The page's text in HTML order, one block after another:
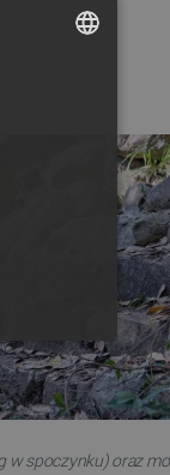
w spoczynku) oraz